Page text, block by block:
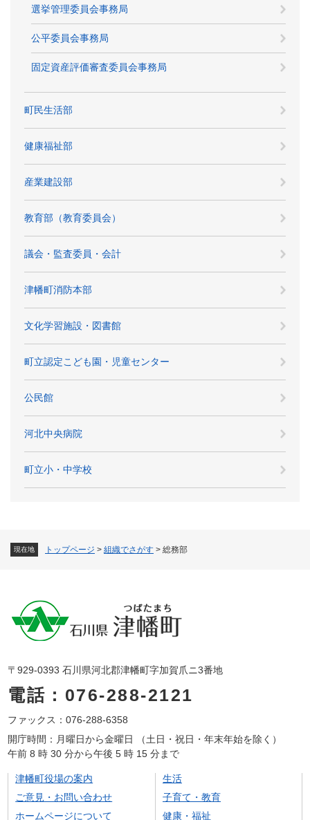
現在地 トップページ > 組織でさがす > 総務部
選挙管理委員会事務局
公平委員会事務局
固定資産評価審査委員会事務局
町民生活部
健康福祉部
産業建設部
教育部（教育委員会）
議会・監査委員・会計
津幡町消防本部
文化学習施設・図書館
町立認定こども園・児童センター
公民館
河北中央病院
町立小・中学校
〒929-0393 石川県河北郡津幡町字加賀爪ニ3番地
電話：076-288-2121
ファックス：076-288-6358
開庁時間：月曜日から金曜日 （土日・祝日・年末年始を除く）
午前 8 時 30 分から午後 5 時 15 分まで
津幡町役場の案内
ご意見・お問い合わせ
ホームページについて
生活
子育て・教育
健康・福祉